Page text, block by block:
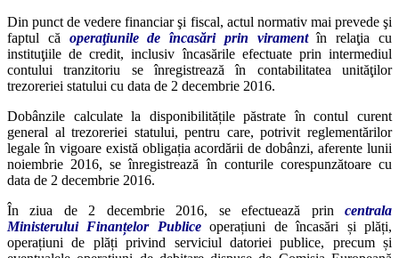
Din punct de vedere financiar şi fiscal, actul normativ mai prevede şi
faptul că operaţiunile de încasări prin virament în relaţia cu
instituţiile de credit, inclusiv încasările efectuate prin intermediul
contului tranzitoriu se înregistrează în contabilitatea unităţilor
trezoreriei statului cu data de 2 decembrie 2016.
Dobânzile calculate la disponibilitățile păstrate în contul curent
general al trezoreriei statului, pentru care, potrivit reglementărilor
legale în vigoare există obligația acordării de dobânzi, aferente lunii
noiembrie 2016, se înregistrează în conturile corespunzătoare cu
data de 2 decembrie 2016.
În ziua de 2 decembrie 2016, se efectuează prin centrala
Ministerului Finanțelor Publiceoperațiuni de încasări și plăți,
operațiuni de plăți privind serviciul datoriei publice, precum și